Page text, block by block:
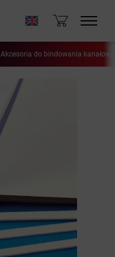
Akcesoria do bindowania